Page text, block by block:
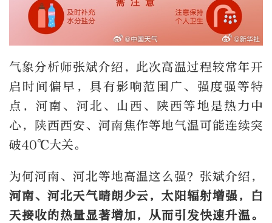
气象分析师张斌介绍，此次高温过程较常年开
启时间偏早，具有影响范围广、强度强等特
点，河南、河北、山西、陕西等地是热力中
心，陕西西安、河南焦作等地气温可能连续突
破40℃大关。
为何河南、河北等地高温这么强？张斌介绍，
河南、河北天气晴朗少云，太阳辐射增强，白
天接收的热量显著增加，从而引发快速升温。